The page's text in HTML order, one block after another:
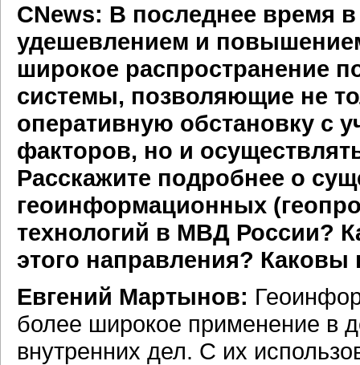
CNews: В последнее время
удешевлением и
широкое распространение
системы, позволяющие не
оперативную обстановку с
факторов, но и
Расскажите подробнее о
геоинформационных
технологий в МВД России?
этого направления?
Евгений Мартынов:
более широкое применение в
внутренних дел. С их